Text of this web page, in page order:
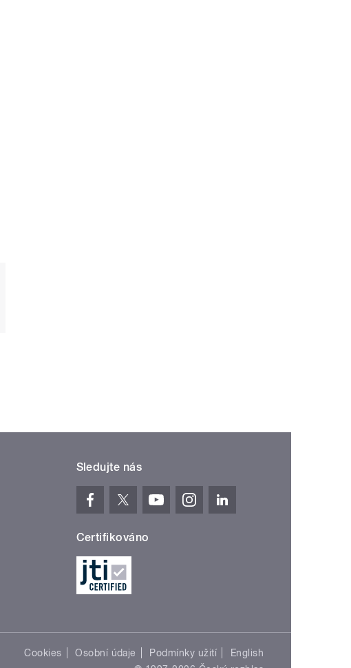
Sledujte nás
Certifikováno
Cookies Osobní údaje Podmínky užití
English